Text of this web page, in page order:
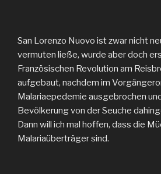
San Lorenzo Nuovo ist zwar nicht
vermuten ließe, wurde aber doch
Französischen Revolution am
aufgebaut, nachdem im
Malariaepedemie ausgebrochen
Bevölkerung von der Seuche
Dann will ich mal hoffen, dass die
Malariaüberträger sind.